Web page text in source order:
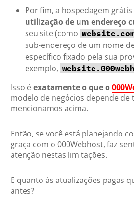
Por fim, a hospedagem grátis
utilização de um endereço
seu site (como
sub-endereço de um nome
específico fixado pela sua
exemplo,
Isso éexatamente o que o
modelo de negócios depende de
mencionamos acima.
Então, se você está planejando
graça com o 000Webhost, faz
atenção nestas limitações.
E quanto às atualizações pagas
antes?